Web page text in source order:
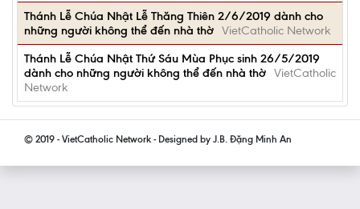
Thánh Lễ Chúa Nhật Lễ Thăng Thiên 2/6/2019 dành cho
những người không thể đến nhà thờ VietCatholic Network
Thánh Lễ Chúa Nhật Thứ Sáu Mùa Phục sinh 26/5/2019
dành cho những người không thể đến nhà thờ VietCatholic
Network
© 2019 - VietCatholic Network - Designed by J.B. Đặng Minh An